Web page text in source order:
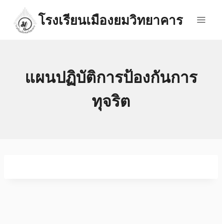
content
โรงเรียนเมืองยมวิทยาคาร
แผนปฏิบัติการป้องกันการ
ทุจริต